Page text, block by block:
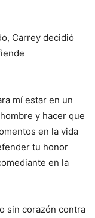
Carrey decidió
mí estar en un
y hacer que
en la vida
tu honor
en la
sin corazón contra